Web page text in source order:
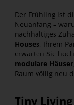
Der Frühling ist
Neuanfang –
nachhaltiges
Houses, Ihrem
erwarten Sie
modulare Häuser
Raum völlig neu
Tiny